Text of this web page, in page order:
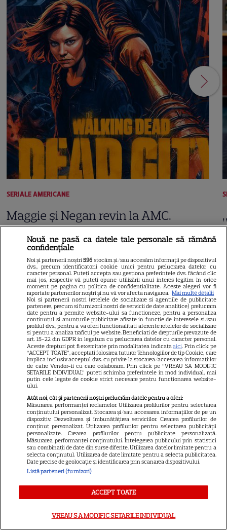
SERIALE AMERICANE
Maggie și Negan revin la AMC.
Când începe sezonul 3 din
„The Walking Dead: Dead City”
ARTICOLE PARTENERI
bucură de o energie
debordantă
Cum să gătești în 2 ore pentru
mese pentru 7 zile
Nouă ne pasă ca datele tale personale să rămână
confidențiale
Noi și partenerii noștri596 stocăm și/sau accesăm informații pe dispozitivul
dvs., precum identificatorii cookie unici pentru prelucrarea datelor cu
caracter personal. Puteți accepta sau gestiona preferințele dvs. făcând clic
mai jos, respectiv vă puteți opune utilizării unui interes legitim în orice
moment pe pagina cu politica de confidențialitate. Aceste alegeri vor fi
raportate partenerilor noștri și nu vă vor afecta navigarea. Mai multe detalii
Noi si partenerii nostri (retelele de socializare si agentiile de publicitate
partenere, precum si furnizorii nostri de servicii de date analitice) prelucram
date pentru a permite website-ului sa functioneze, pentru a personaliza
continutul si anunturile publicitare afisate in functie de interesele si/sau
profilul dvs., pentru a va oferi functionalitati aferente retelelor de socializare
si pentru a analiza traficul pe website. Beneficiati de drepturile prevazute de
art. 15-22 din GDPR in legatura cu prelucrarea datelor cu caracter personal.
Aceste drepturi pot fi exercitate prin modalitatea indicataaici. Prin click pe
“ACCEPT TOATE”, acceptati folosirea tuturor Tehnologiilor de tip Cookie, care
implica inclusiv acceptul dvs. cu privire la stocarea/accesarea informatiilor
de catre Vendor-ii cu care colaboram. Prin click pe “VREAU SA MODIFIC
SETARILE INDIVIDUAL” puteti schimba preferintele in mod individual, mai
putin cele legate de cookie strict necesare pentru functionarea website-
ului.
Atât noi, cât și partenerii noștri prelucrăm datele pentru a oferi:
Măsurarea performanței reclamelor. Utilizarea profilurilor pentru selectarea
conținutului personalizat. Stocarea și/sau accesarea informațiilor de pe un
dispozitiv. Dezvoltarea și îmbunătățirea serviciilor. Crearea profilurilor de
conținut personalizat. Utilizarea profilurilor pentru selectarea publicității
personalizate. Crearea profilurilor pentru publicitate personalizată.
Măsurarea performanței conținutului. Înțelegerea publicului prin statistici
sau combinații de date din surse diferite. Utilizarea datelor limitate pentru a
selecta conținutul. Utilizarea de date limitate pentru a selecta publicitatea.
Date precise de geolocație și identificarea prin scanarea dispozitivului.
Listă parteneri (furnizori)
ACCEPT TOATE
VREAU SA MODIFIC SETARILE INDIVIDUAL